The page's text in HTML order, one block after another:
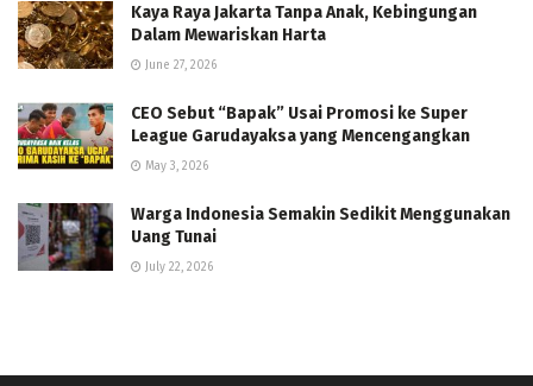
Kaya Raya Jakarta Tanpa Anak, Kebingungan
Dalam Mewariskan Harta
June 27, 2026
CEO Sebut “Bapak” Usai Promosi ke Super
League Garudayaksa yang Mencengangkan
May 3, 2026
Warga Indonesia Semakin Sedikit Menggunakan
Uang Tunai
July 22, 2026